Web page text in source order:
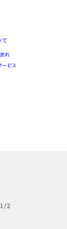
れ
ービス
2